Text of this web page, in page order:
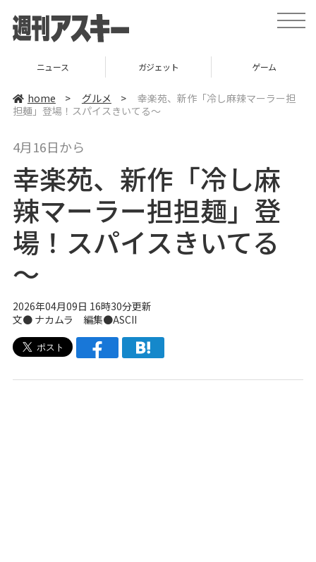
t
o
v
ニュース ガジェット ゲーム
home > グルメ >
幸楽苑、新作「冷し麻辣マーラー担
担麺」登場！スパイスきいてる～
4月16日から
幸楽苑、新作「冷し麻
辣マーラー担担麺」登
場！スパイスきいてる
～
2026年04月09日 16時30分更新
文● ナカムラ 編集●ASCII